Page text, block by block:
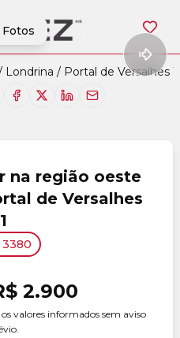
Fotos
Londrina / Portal de Versalhes 1
na região oeste
de Versalhes
1
3380
2.900
valores informados sem aviso